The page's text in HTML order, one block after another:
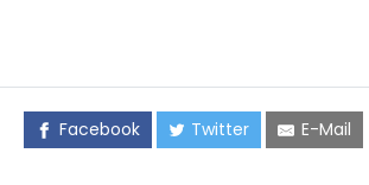
Facebook Twitter E-Mail